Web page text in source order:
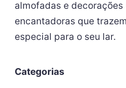
almofadas e decorações
encantadoras que
especial para o seu lar.
Categorias